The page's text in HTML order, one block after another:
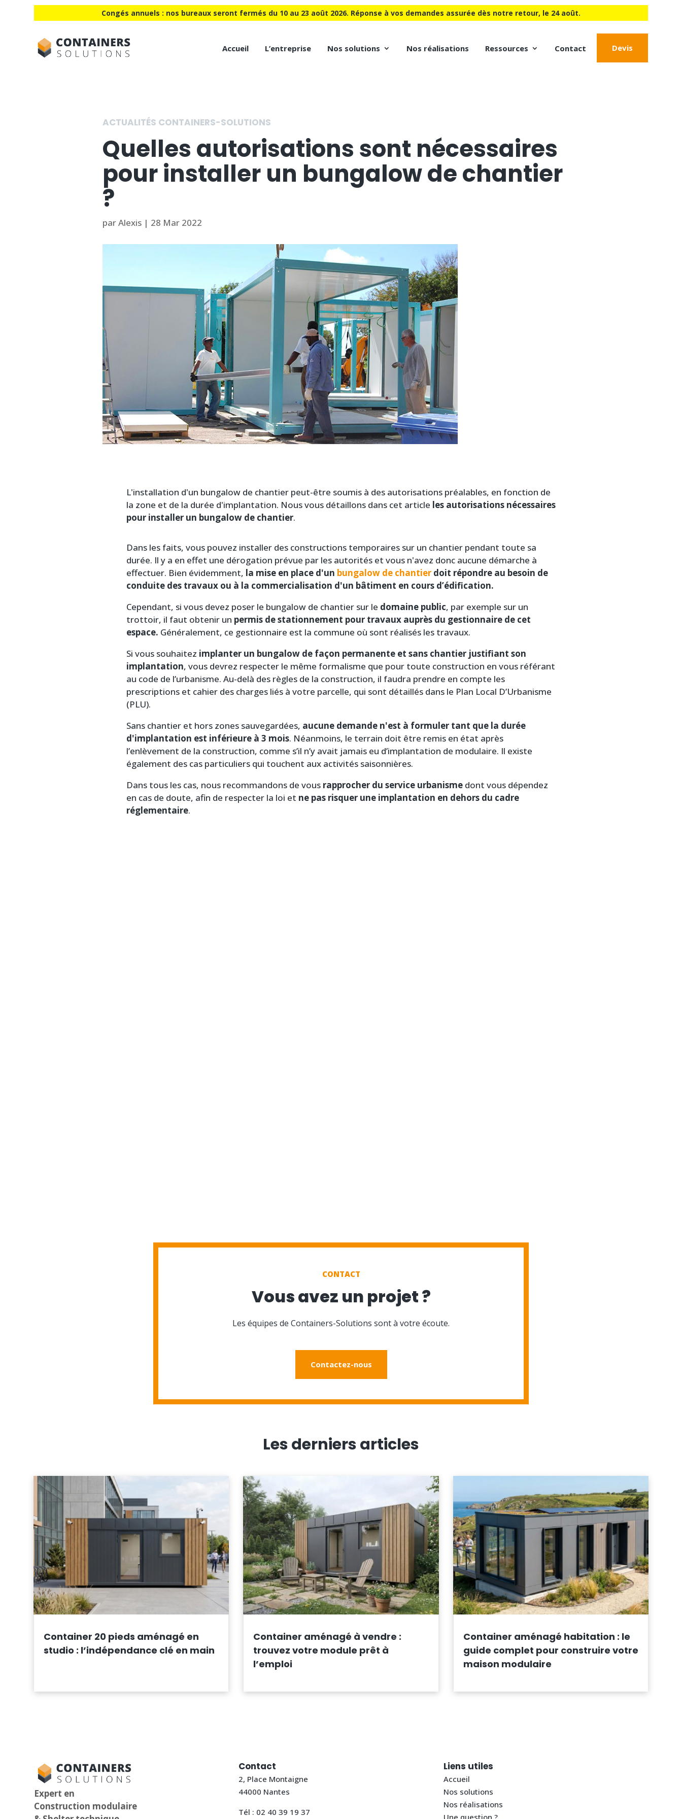
Congés annuels : nos bureaux seront fermés du 10 au 23 août 2026. Réponse à vos demandes assurée dès notre retour, le 24 août.
Accueil L’entreprise Nos solutions Nos réalisations Ressources Contact Devis
ACTUALITÉS CONTAINERS-SOLUTIONS
Quelles autorisations sont nécessaires
pour installer un bungalow de chantier
?
parAlexis| 28 Mar 2022
L'installation d'un bungalow de chantier peut-être soumis à des autorisations préalables, en fonction de
la zone et de la durée d'implantation. Nous vous détaillons dans cet article les autorisations nécessaires
pour installer un bungalow de chantier.
Dans les faits, vous pouvez installer des constructions temporaires sur un chantier pendant toute sa
durée. Il y a en effet une dérogation prévue par les autorités et vous n'avez donc aucune démarche à
effectuer. Bien évidemment, la mise en place d'un bungalow de chantierdoit répondre au besoin de
conduite des travaux ou à la commercialisation d'un bâtiment en cours d’édification.
Cependant, si vous devez poser le bungalow de chantier sur le domaine public, par exemple sur un
trottoir, il faut obtenir un permis de stationnement pour travaux auprès du gestionnaire de cet
espace. Généralement, ce gestionnaire est la commune où sont réalisés les travaux.
Si vous souhaitez implanter un bungalow de façon permanente et sans chantier justifiant son
implantation, vous devrez respecter le même formalisme que pour toute construction en vous référant
au code de l’urbanisme. Au-delà des règles de la construction, il faudra prendre en compte les
prescriptions et cahier des charges liés à votre parcelle, qui sont détaillés dans le Plan Local D’Urbanisme
(PLU).
Sans chantier et hors zones sauvegardées, aucune demande n'est à formuler tant que la durée
d'implantation est inférieure à 3 mois. Néanmoins, le terrain doit être remis en état après
l’enlèvement de la construction, comme s’il n’y avait jamais eu d’implantation de modulaire. Il existe
également des cas particuliers qui touchent aux activités saisonnières.
Dans tous les cas, nous recommandons de vous rapprocher du service urbanismedont vous dépendez
en cas de doute, afin de respecter la loi et ne pas risquer une implantation en dehors du cadre
réglementaire.
CONTACT
Vous avez un projet ?
Les équipes de Containers-Solutions sont à votre écoute.
Contactez-nous
Les derniers articles
Container 20 pieds aménagé en
studio : l’indépendance clé en main
Container aménagé à vendre :
trouvez votre module prêt à
l’emploi
Container aménagé habitation : le
guide complet pour construire votre
maison modulaire
Expert en
Construction modulaire
Contact
2, Place Montaigne
44000 Nantes
Tél : 02 40 39 19 37
Liens utiles
Accueil
Nos solutions
Nos réalisations
Une question ?